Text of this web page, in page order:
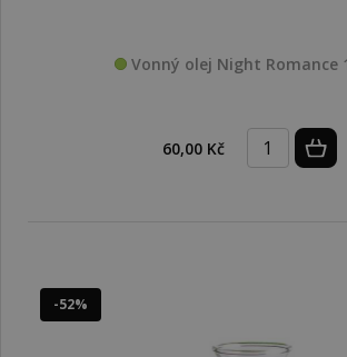
Vonný olej Night Romance
60,00 Kč
-52%